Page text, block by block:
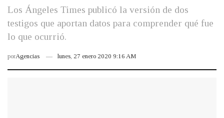
Los Ángeles Times publicó la versión de dos
testigos que aportan datos para comprender qué fue
lo que ocurrió.
porAgencias lunes, 27 enero 2020 9:16 AM